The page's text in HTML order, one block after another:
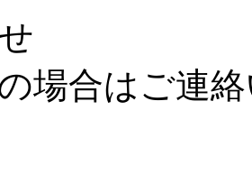
の場合はご連